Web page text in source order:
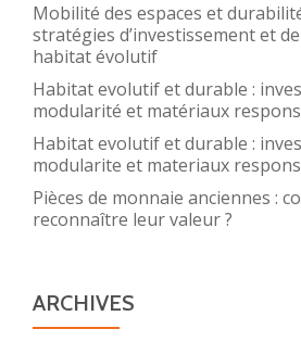
Mobilité des espaces et
stratégies d’investissement et
habitat évolutif
Habitat evolutif et durable :
modularité et matériaux
Habitat evolutif et durable :
modularite et materiaux
Pièces de monnaie anciennes :
reconnaître leur valeur ?
ARCHIVES